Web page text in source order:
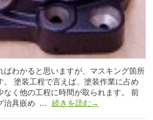
ばわかると思いますが、マスキング箇所
。 塗装工程で言えば、塗装作業に占め
なく他の工程に時間が取られます。 前
治具嵌め …
続きを読む→